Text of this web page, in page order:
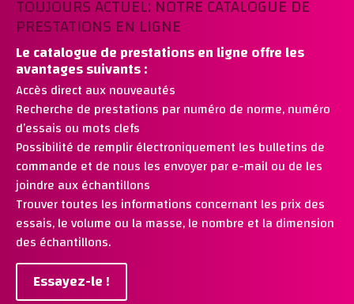
TOUJOURS ACTUEL: NOTRE CATALOGUE DE
PRESTATIONS EN LIGNE
Le catalogue de prestations en ligne offre les
avantages suivants :
Accès direct aux nouveautés
Recherche de prestations par numéro de norme, numéro
d’essais ou mots clefs
Possibilité de remplir électroniquement les bulletins de
commande et de nous les envoyer par e-mail ou de les
joindre aux échantillons
Trouver toutes les informations concernant les prix des
essais, le volume ou la masse, le nombre et la dimension
des échantillons.
Essayez-le !